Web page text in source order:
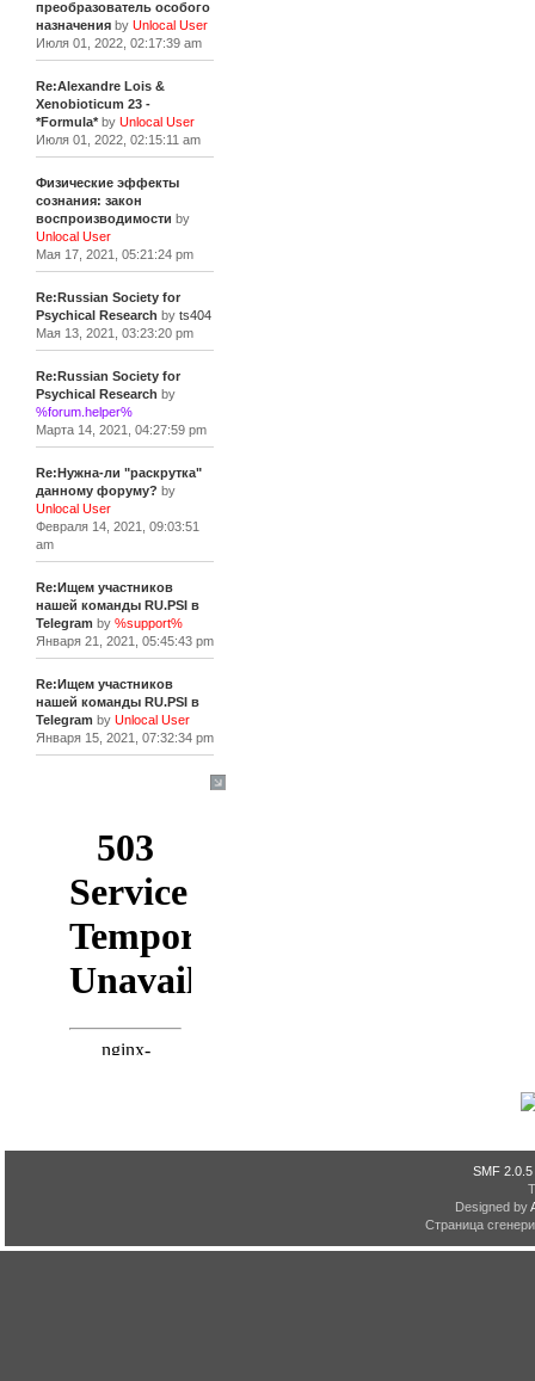
преобразователь особого
назначенияby Unlocal User
Июля 01, 2022, 02:17:39 am
Re:Alexandre Lois &
Xenobioticum 23 -
*Formula*by Unlocal User
Июля 01, 2022, 02:15:11 am
Физические эффекты
сознания: закон
воспроизводимости by
Unlocal User
Мая 17, 2021, 05:21:24 pm
Re:Russian Society for
Psychical Research by ts404
Мая 13, 2021, 03:23:20 pm
Re:Russian Society for
Psychical Research by
%forum.helper%
Марта 14, 2021, 04:27:59 pm
Re:Нужна-ли "раскрутка"
данному форуму? by
Unlocal User
Февраля 14, 2021, 09:03:51
am
Re:Ищем участников
нашей команды RU.PSI в
Telegram by %support%
Января 21, 2021, 05:45:43 pm
Re:Ищем участников
нашей команды RU.PSI в
Telegram by Unlocal User
Января 15, 2021, 07:32:34 pm
SMF 2.0.5
Designed by
Страница